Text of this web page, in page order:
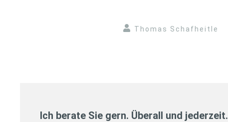
Thomas Schafheitle
Ich berate Sie gern. Überall und jederzeit.